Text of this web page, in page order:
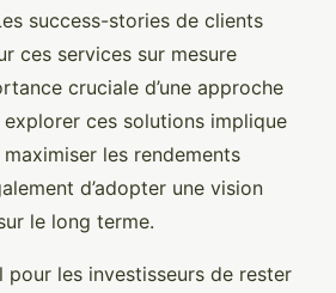
success-stories de clients
ces services sur mesure
cruciale d’une approche
ces solutions implique
les rendements
d’adopter une vision
le long terme.
pour les investisseurs de rester